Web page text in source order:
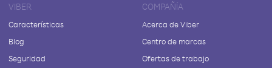
VIBER
Características
Blog
Seguridad
COMPAÑÍA
Acerca de Viber
Centro de marcas
Ofertas de trabajo